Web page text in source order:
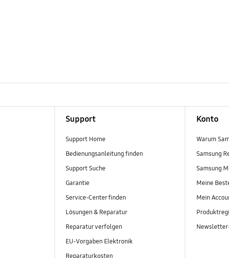
Support
Support Home
Bedienungsanleitung finden
Support Suche
Garantie
Service-Center finden
Lösungen & Reparatur
Reparatur verfolgen
EU-Vorgaben Elektronik
Reparaturkosten
Konto
Warum
Samsung
Samsung
Meine
Mein